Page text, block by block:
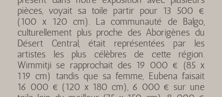
pièces, voyait sa toile partir pour 13 500 €
(100 x 120 cm). La communauté de Balgo,
culturellement plus proche des Aborigènes du
Désert Central, était représentées par les
artistes les plus célèbres de cette région.
Wimmitji se rapprochait des 19 000 € (85 x
119 cm) tandis que sa femme, Eubena faisait
16 000 € (120 x 180 cm), 6 000 € sur une